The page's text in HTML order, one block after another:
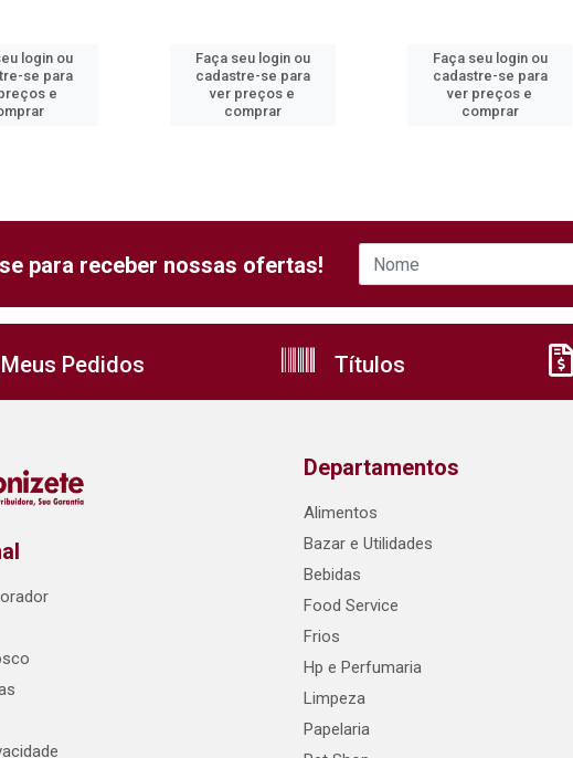
login ou
se para
e
Faça seu login ou
cadastre-se para
ver preços e
comprar
Faça seu login ou
cadastre-se para
ver preços e
comprar
para receber nossas ofertas!
Meus Pedidos Títulos
Departamentos
Alimentos
Bazar e Utilidades
Bebidas
Food Service
Frios
Hp e Perfumaria
Limpeza
Papelaria